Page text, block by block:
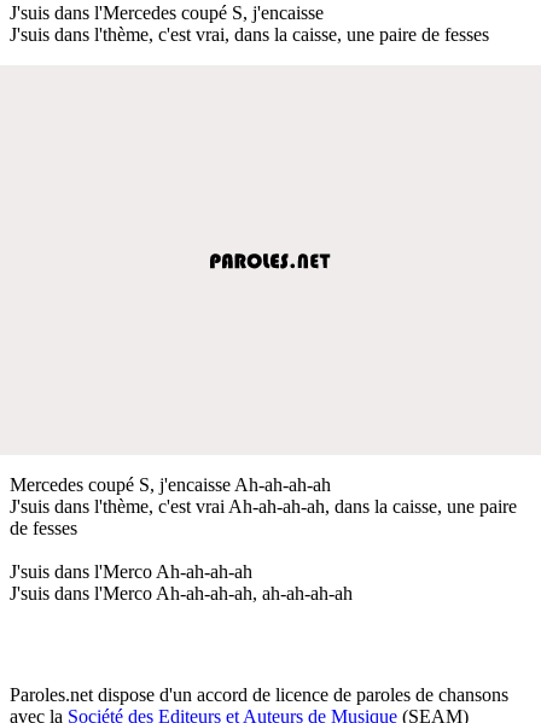
J'suis dans l'Mercedes coupé S, j'encaisse
J'suis dans l'thème, c'est vrai, dans la caisse, une paire de fesses
Mercedes coupé S, j'encaisse Ah-ah-ah-ah
J'suis dans l'thème, c'est vrai Ah-ah-ah-ah, dans la caisse, une paire
de fesses
J'suis dans l'Merco Ah-ah-ah-ah
J'suis dans l'Merco Ah-ah-ah-ah, ah-ah-ah-ah
Paroles.net dispose d'un accord de licence de paroles de chansons
avec la Société des Editeurs et Auteurs de Musique (SEAM)